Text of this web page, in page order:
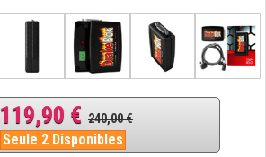
119,90 € 240,00 €
Seule 2 Disponibles